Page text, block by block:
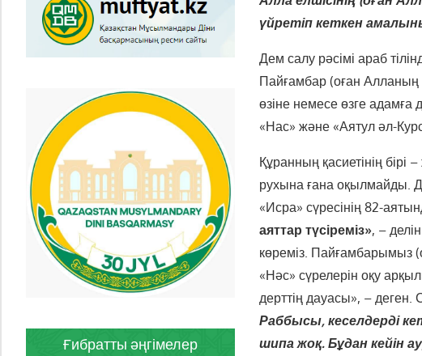
үйретіп кеткен
Дем салу рәсімі араб
Пайғамбар (оған Алланың
өзіне немесе өзге
«Нас» және «Аятул әл-
Құранның қасиетінің бірі
рухына ғана оқылмайды.
«Исра» сүресінің 82-
аяттар түсіреміз», –
көреміз. Пайғамбарымыз
«Нәс» сүрелерін оқу
дерттің дауасы», –
Раббысы,кеселдерді
шипа жоқ. Бұдан кейін
Ғибратты әңгімелер